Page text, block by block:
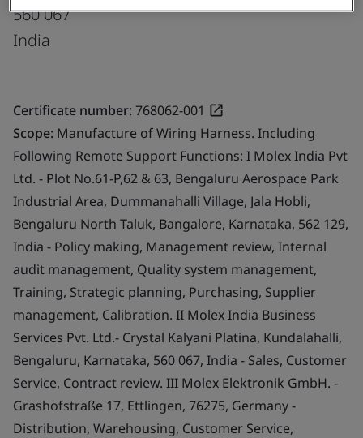
560 067
India
Certificate number:768062-001
Scope: Manufacture of Wiring Harness. Including
Following Remote Support Functions: I Molex India Pvt
Ltd. - Plot No.61-P,62 & 63, Bengaluru Aerospace Park
Industrial Area, Dummanahalli Village, Jala Hobli,
Bengaluru North Taluk, Bangalore, Karnataka, 562 129,
India - Policy making, Management review, Internal
audit management, Quality system management,
Training, Strategic planning, Purchasing, Supplier
management, Calibration. II Molex India Business
Services Pvt. Ltd.- Crystal Kalyani Platina, Kundalahalli,
Bengaluru, Karnataka, 560 067, India - Sales, Customer
Service, Contract review. III Molex Elektronik GmbH. -
Grashofstraße 17, Ettlingen, 76275, Germany -
Distribution, Warehousing, Customer Service,